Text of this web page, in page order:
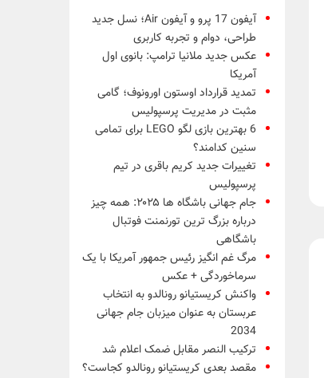
آیفون 17 پرو و آیفون Air؛ نسل جدید
طراحی، دوام و تجربه کاربری
عکس جدید ملانیا ترامپ: بانوی اول
آمریکا
تمدید قرارداد اوستون اورونوف؛ گامی
مثبت در مدیریت پرسپولیس
6 بهترین بازی لگو LEGO برای تمامی
سنین کدامند؟
تغییرات جدید کریم باقری در تیم
پرسپولیس
جام جهانی باشگاه ها ۲۰۲۵: همه چیز
درباره بزرگ ترین تورنمنت فوتبال
باشگاهی
مرگ غم انگیز رئیس جمهور آمریکا با یک
سرماخوردگی + عکس
واکنش کریستیانو رونالدو به انتخاب
عربستان به عنوان میزبان جام جهانی
2034
ترکیب النصر مقابل ضمک اعلام شد
مقصد بعدی کریستیانو رونالدو کجاست؟